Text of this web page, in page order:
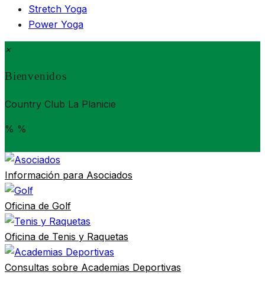
Stretch Yoga
Power Yoga
×
Bienvenidos
Country Club La Planicie
% %
Información para Asociados
Oficina de Golf
Oficina de Tenis y Raquetas
Consultas sobre Academias Deportivas